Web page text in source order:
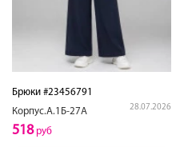
Брюки #23456791
Корпус.А.1Б-27А
28.07.2026
518руб